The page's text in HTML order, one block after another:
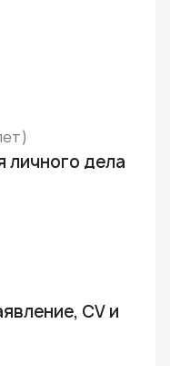
личного дела
CV и